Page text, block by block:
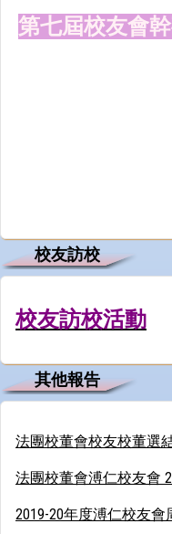
第七屆校友會
校友訪校
校友訪校活動
其他報告
法團校董會校友校董選
法團校董會溥仁校友會
2019-20年度溥仁校友